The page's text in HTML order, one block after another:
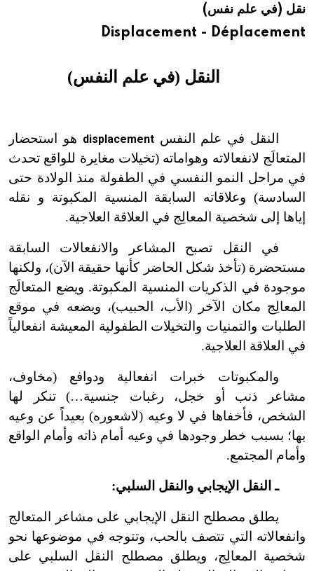
هيئة الموسوعة العربية تطلق موسوعات جديدة في عام 2026
نقل (في علم نفس)
Displacement - Déplacement
النقل (في علم النفس)
النقل في علم النفسdisplacement هو استحضار
المتعالَج لانفعالاته وهواماته (تخيلات مغايرة للواقع تحدث
في مراحل النمو النفسي في الطفولة منذ الولادة حتى
السادسة) وعلاقاته السابقة المنسية المكبوتة و نقله
إياها إلى شخصية المعالِج في العلاقة العلاجية.
في النقل تصبح المشاعر والانفعالات السابقة
مستحضرة (تأخذ شكل الحاضر كأنها حقيقة الآن)، ولكنها
موجودة في الذكريات المنسية المكبوتة. ويضع المتعالَج
المعالِج مكان الآخر (الأب، الحبيب)، ويضعه في موقع
الطلبات والتمنيات والتخيلات الطفولية المعيشة انفعالياً
في العلاقة العلاجية.
والمكبوتات خبرات انفعالية ودوافع (مخاوف،
مشاعر ذنب أو خجل، رغبات جنسية…) تنكر لها
الشخص، فأخفاها في لا وعيه (لاشعوره) بعيداً عن وعيه
بها؛ بسبب خطر وجودها في وعيه أمام ذاته وأمام الواقع
وأمام المجتمع.
ـ النقل الإيجابي والنقل السلبي:
يطلق مصطلح النقل الإيجابي على مشاعر المتعالج
وانفعالاته التي تتصف بالحب، وتتوجه في موضوعها نحو
شخصية المعالِج، ويطلق مصطلح النقل السلبي على